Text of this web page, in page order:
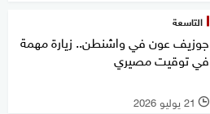
التاسعة
جوزيف عون في واشنطن.. زيارة مهمة
في توقيت مصيري
l 21 يوليو 2026